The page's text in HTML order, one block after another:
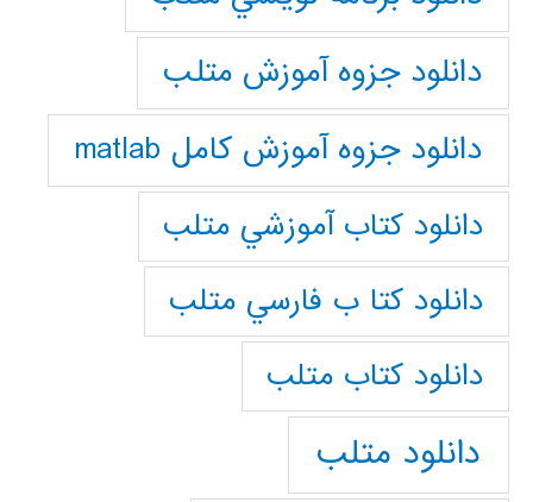
دانلود جزوه آموزش متلب
دانلود جزوه آموزش کامل matlab
دانلود كتاب آموزشي متلب
دانلود كتا ب فارسي متلب
دانلود كتاب متلب
دانلود متلب